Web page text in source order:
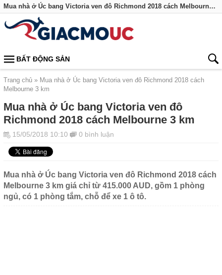
Mua nhà ở Úc bang Victoria ven đô Richmond 2018 cách Melbourne 3 km
BẤT ĐỘNG SẢN
Trang chủ
Mua nhà ở Úc bang Victoria ven đô Richmond 2018 cách
Melbourne 3 km
Mua nhà ở Úc bang Victoria ven đô
Richmond 2018 cách Melbourne 3 km
15/05/2018 10:10 0 bình luận
Mua nhà ở Úc bang Victoria ven đô Richmond 2018 cách
Melbourne 3 km giá chỉ từ 415.000 AUD, gồm 1 phòng
ngủ, có 1 phòng tắm, chỗ để xe 1 ô tô.